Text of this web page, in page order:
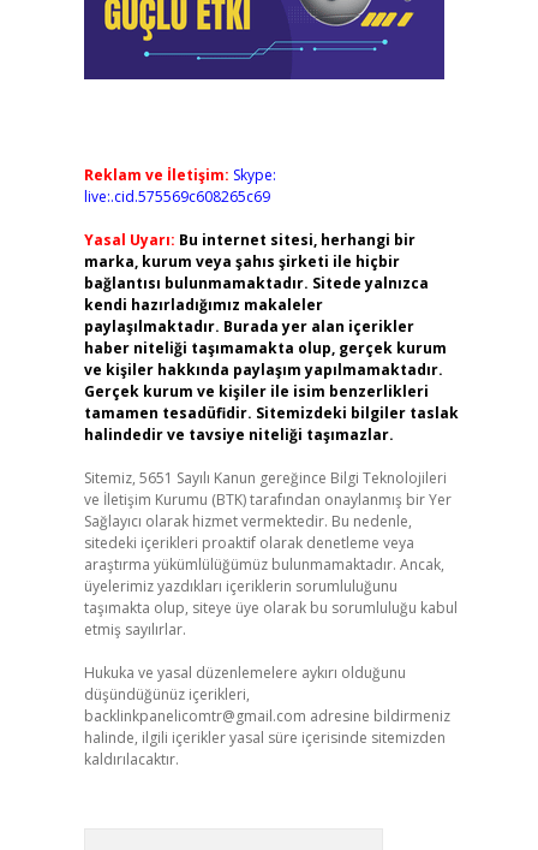
Reklam ve İletişim: Skype:
live:.cid.575569c608265c69
Yasal Uyarı: Bu internet sitesi, herhangi bir
marka, kurum veya şahıs şirketi ile hiçbir
bağlantısı bulunmamaktadır. Sitede yalnızca
kendi hazırladığımız makaleler
paylaşılmaktadır. Burada yer alan içerikler
haber niteliği taşımamakta olup, gerçek kurum
ve kişiler hakkında paylaşım yapılmamaktadır.
Gerçek kurum ve kişiler ile isim benzerlikleri
tamamen tesadüfidir. Sitemizdeki bilgiler taslak
halindedir ve tavsiye niteliği taşımazlar.
Sitemiz, 5651 Sayılı Kanun gereğince Bilgi Teknolojileri
ve İletişim Kurumu (BTK) tarafından onaylanmış bir Yer
Sağlayıcı olarak hizmet vermektedir. Bu nedenle,
sitedeki içerikleri proaktif olarak denetleme veya
araştırma yükümlülüğümüz bulunmamaktadır. Ancak,
üyelerimiz yazdıkları içeriklerin sorumluluğunu
taşımakta olup, siteye üye olarak bu sorumluluğu kabul
etmiş sayılırlar.
Hukuka ve yasal düzenlemelere aykırı olduğunu
düşündüğünüz içerikleri,
backlinkpanelicomtr@gmail.com adresine bildirmeniz
halinde, ilgili içerikler yasal süre içerisinde sitemizden
kaldırılacaktır.